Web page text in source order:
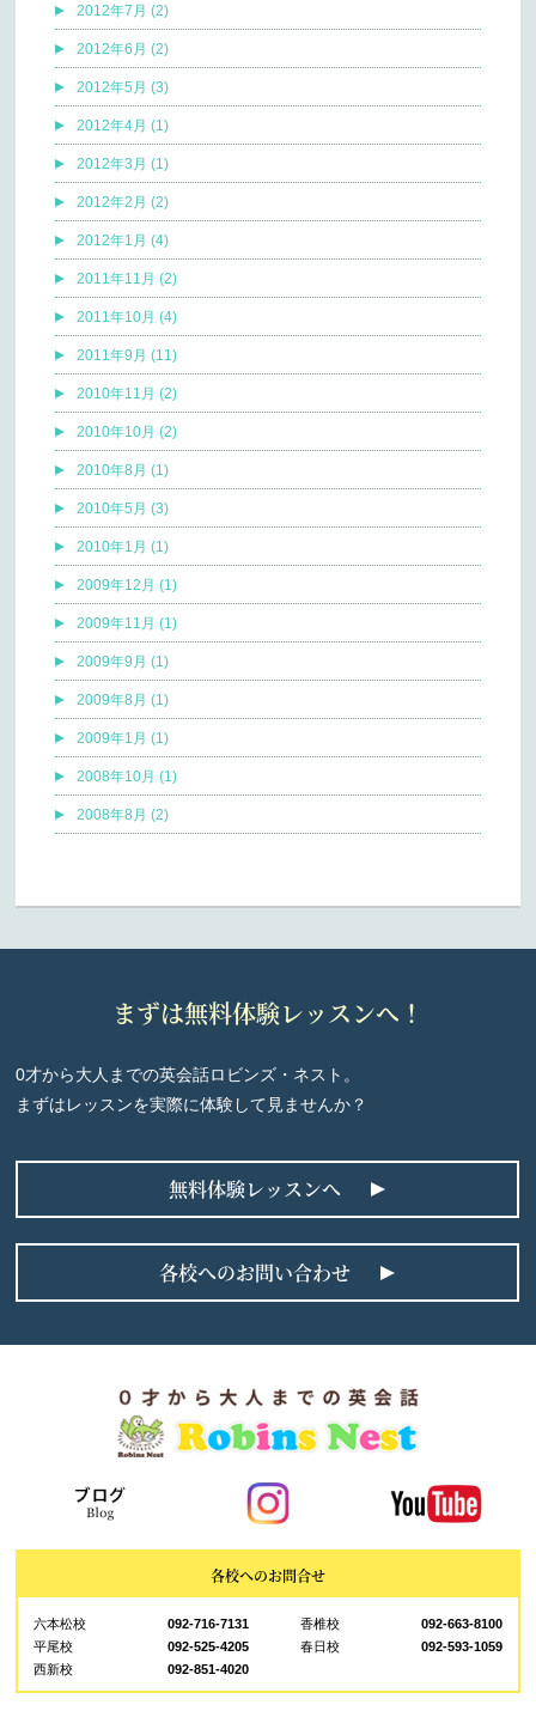
2012年7月 (2)
2012年6月 (2)
2012年5月 (3)
2012年4月 (1)
2012年3月 (1)
2012年2月 (2)
2012年1月 (4)
2011年11月 (2)
2011年10月 (4)
2011年9月 (11)
2010年11月 (2)
2010年10月 (2)
2010年8月 (1)
2010年5月 (3)
2010年1月 (1)
2009年12月 (1)
2009年11月 (1)
2009年9月 (1)
2009年8月 (1)
2009年1月 (1)
2008年10月 (1)
2008年8月 (2)
まずは無料体験レッスンへ！
0才から大人までの英会話ロビンズ・ネスト。
まずはレッスンを実際に体験して見ませんか？
無料体験レッスンへ
各校へのお問い合わせ
各校へのお問合せ
六本松校 092-716-7131 香椎校
092-663-8100
平尾校
092-525-4205 春日校
092-593-1059
西新校
092-851-4020